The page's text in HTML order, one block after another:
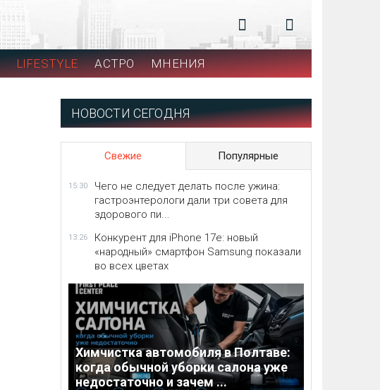
LIFESTYLE АСТРО МНЕНИЯ
НОВОСТИ СЕГОДНЯ
Свежие Популярные
15:30
Чего не следует делать после ужина:
гастроэнтерологи дали три совета для
здорового пи...
13:26
Конкурент для iPhone 17e: новый
«народный» смартфон Samsung показали
во всех цветах
Химчистка автомобиля в Полтаве:
когда обычной уборки салона уже
недостаточно и зачем ...